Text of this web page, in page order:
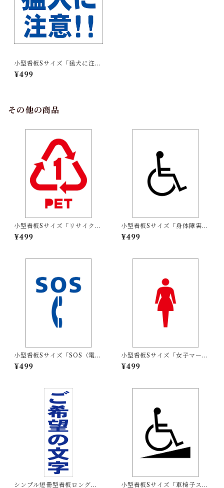
小型看板Sサイズ「猛犬に注
意！！（青字）」 屋外可【そ
の他・マーク】
¥499
その他の商品
小型看板Sサイズ「リサイクル
PETボトル（赤）」 屋外可
【その他・マーク】
¥499
小型看板Sサイズ「身体障害者
マーク（黒）」 屋外可【その
他・マーク】
¥499
小型看板Sサイズ「SOS（電
話）マーク（青）」 屋外可
【その他・マーク】
¥499
小型看板Sサイズ「女子マーク
（赤）」 屋外可【その他・マ
ーク】
¥499
シンプル短冊型看板ロング 小型看板Sサイズ「車椅子スロ